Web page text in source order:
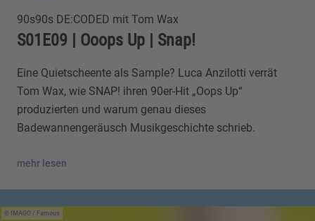
90s90s DE:CODED mit Tom Wax
S01E09 | Ooops Up | Snap!
Eine Quietscheente als Sample? Luca Anzilotti verrät
Tom Wax, wie SNAP! ihren 90er-Hit „Oops Up“
produzierten und warum genau dieses
Badewannengeräusch Musikgeschichte schrieb.
mehr lesen
IMAGO / Famous